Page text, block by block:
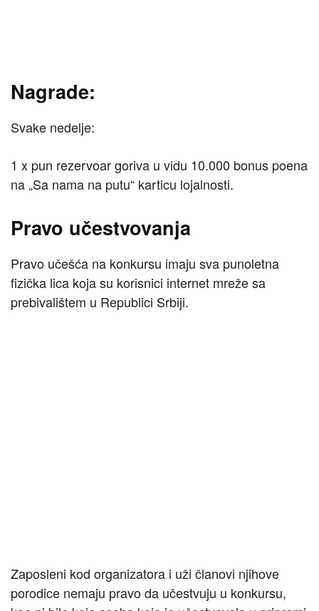
Nagrade:
Svake nedelje:
1 x pun rezervoar goriva u vidu 10.000 bonus poena
na „Sa nama na putu“ karticu lojalnosti.
Pravo učestvovanja
Pravo učešća na konkursu imaju sva punoletna
fizička lica koja su korisnici internet mreže sa
prebivalištem u Republici Srbiji.
Zaposleni kod organizatora i uži članovi njihove
porodice nemaju pravo da učestvuju u konkursu,